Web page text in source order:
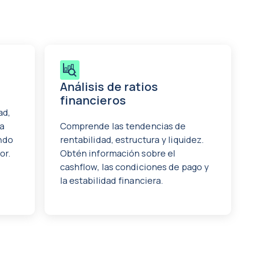
Análisis de ratios
financieros
Comprende las tendencias de
rentabilidad, estructura y liquidez.
Obtén información sobre el
cashflow, las condiciones de pago y
la estabilidad financiera.